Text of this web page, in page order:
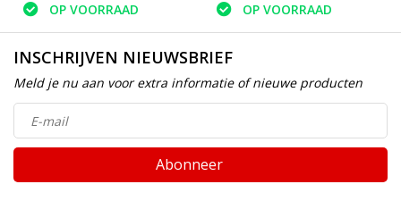
OP VOORRAAD OP VOORRAAD
INSCHRIJVEN NIEUWSBRIEF
Meld je nu aan voor extra informatie of nieuwe producten
Abonneer